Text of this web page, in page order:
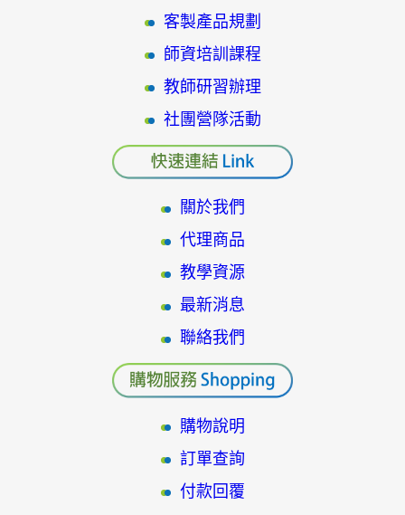
客製產品規劃
師資培訓課程
教師研習辦理
社團營隊活動
關於我們
代理商品
教學資源
最新消息
聯絡我們
購物說明
訂單查詢
付款回覆